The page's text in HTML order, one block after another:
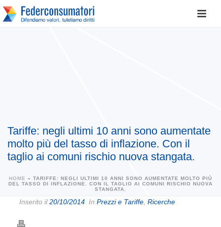
Tariffe: negli ultimi 10 anni sono aumentate
molto più del tasso di inflazione. Con il
taglio ai comuni rischio nuova stangata.
HOME » TARIFFE: NEGLI ULTIMI 10 ANNI SONO AUMENTATE MOLTO PIÙ
DEL TASSO DI INFLAZIONE. CON IL TAGLIO AI COMUNI RISCHIO NUOVA
STANGATA.
Inserito il20/10/2014 In Prezzi e Tariffe Ricerche